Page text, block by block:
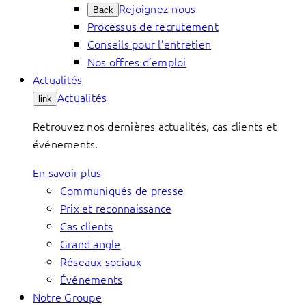
Back Rejoignez-nous
Processus de recrutement
Conseils pour l’entretien
Nos offres d’emploi
Actualités
link Actualités
Retrouvez nos dernières actualités, cas clients et
événements.
En savoir plus
Communiqués de presse
Prix et reconnaissance
Cas clients
Grand angle
Réseaux sociaux
Événements
Notre Groupe